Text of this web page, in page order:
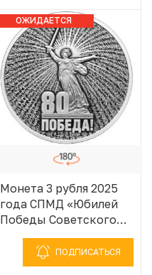
ОЖИДАЕТСЯ
ПОСТУПЛЕНИЕ
Монета 3 рубля 2025
года СПМД «Юбилей
Победы Советского
народа в Великой
Отечественной войне
1941–1945»
ПОДПИСАТЬСЯ